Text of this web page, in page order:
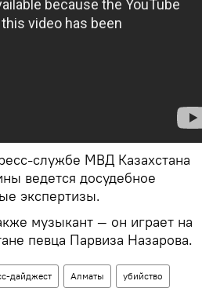
службе МВД Казахстана
ведется досудебное
экспертизы.
музыкант — он играет на
певца Парвиза Назарова.
дайджест Алматы убийство